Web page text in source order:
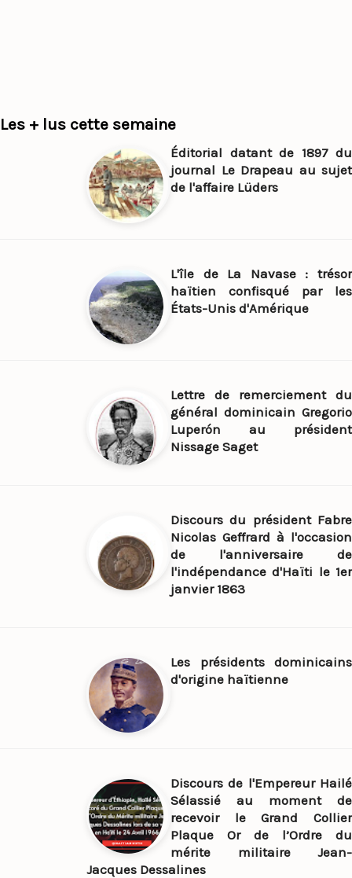
Les + lus cette semaine
Éditorial datant de 1897 du
journal Le Drapeau au sujet
de l'affaire Lüders
L'île de La Navase : trésor
haïtien confisqué par les
États-Unis d'Amérique
Lettre de remerciement du
général dominicain Gregorio
Luperón au président
Nissage Saget
Discours du président Fabre
Nicolas Geffrard à l'occasion
de l'anniversaire de
l'indépendance d'Haïti le 1er
janvier 1863
Les présidents dominicains
d'origine haïtienne
Discours de l'Empereur Hailé
Sélassié au moment de
recevoir le Grand Collier
Plaque Or de l’Ordre du
mérite militaire Jean-
Jacques Dessalines